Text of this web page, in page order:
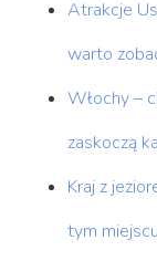
Atrakcje
warto
Włochy –
zaskoczą
Kraj z
tym